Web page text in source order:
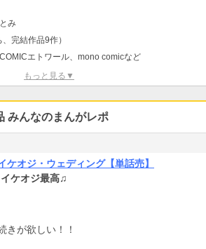
み
完結作品9作）
エトワール、mono comicなど
もっと見る▼
みんなのまんがレポ
ケオジ・ウェディング【単話売】
イケオジ最高♫
きが欲しい！！